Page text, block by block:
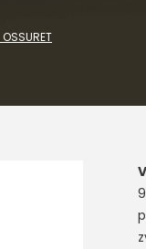
OSSURET